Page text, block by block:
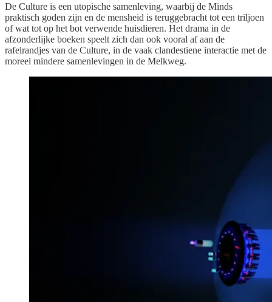
De Culture is een utopische samenleving, waarbij de Minds
praktisch goden zijn en de mensheid is teruggebracht tot een triljoen
of wat tot op het bot verwende huisdieren. Het drama in de
afzonderlijke boeken speelt zich dan ook vooral af aan de
rafelrandjes van de Culture, in de vaak clandestiene interactie met de
moreel mindere samenlevingen in de Melkweg.